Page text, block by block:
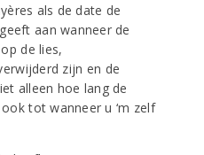
als de date de
aan wanneer de
de lies,
zijn en de
alleen hoe lang de
tot wanneer u ‘m zelf